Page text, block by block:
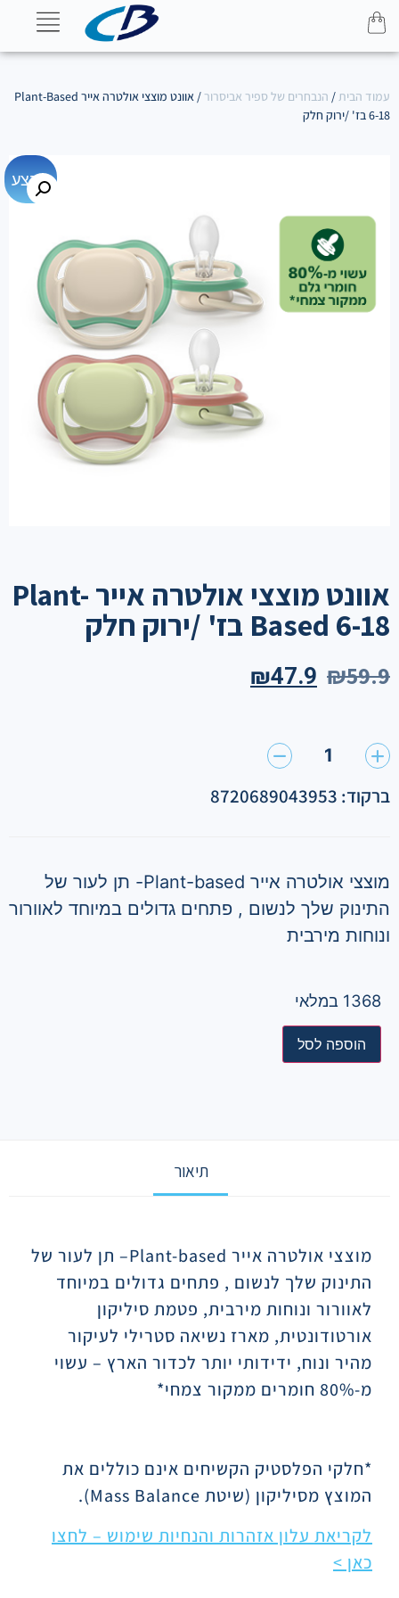
עמוד הבית/ הנבחרים של ספיר אביסרור
/ אוונט מוצצי אולטרה אייר Plant-Based
6-18 בז' /ירוק חלק
מבצע
אוונט מוצצי אולטרה אייר Plant-
Based 6-18 בז' /ירוק חלק
₪59.9
₪47.9
1
ברקוד: 8720689043953
מוצצי אולטרה אייר Plant-based- תן לעור של
התינוק שלך לנשום , פתחים גדולים במיוחד לאוורור
ונוחות מירבית
1368 במלאי
הוספה לסל
תיאור
מוצצי אולטרה אייר Plant-based– תן לעור של
התינוק שלך לנשום , פתחים גדולים במיוחד
לאוורור ונוחות מירבית, פטמת סיליקון
אורטודונטית, מארז נשיאה סטרילי לעיקור
מהיר ונוח, ידידותי יותר לכדור הארץ – עשוי
מ-80% חומרים ממקור צמחי*
*חלקי הפלסטיק הקשיחים אינם כוללים את
המוצץ מסיליקון (שיטת Mass Balance
).
לקריאת עלון אזהרות והנחיות שימוש – לחצו
כאן >